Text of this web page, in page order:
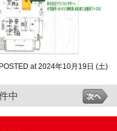
POSTED at 2024年10月19日 (土)
中